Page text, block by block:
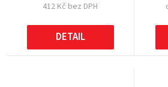
412 Kč bez DPH
DETAIL